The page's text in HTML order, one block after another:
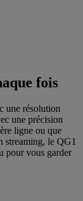
fois
une résolution
une précision
ligne ou que
streaming, le QG1
pour vous garder